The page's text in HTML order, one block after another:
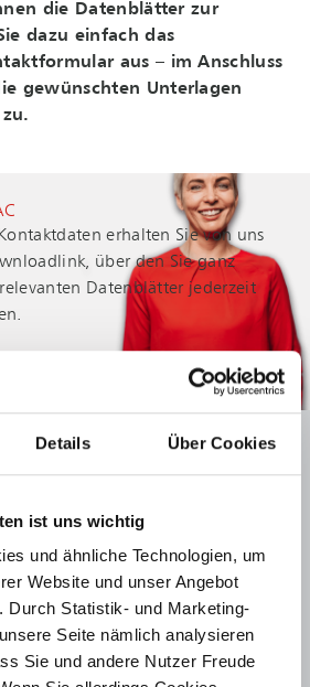
Details Über Cookies
ist uns wichtig
und ähnliche Technologien, um
Website und unser Angebot
Durch Statistik- und Marketing-
Seite nämlich analysieren
Sie und andere Nutzer Freude
die Datenblätter zur
dazu einfach das
aus – im Anschluss
gewünschten Unterlagen
erhalten Sie von uns
über den Sie ganz
Datenblätter jederzeit